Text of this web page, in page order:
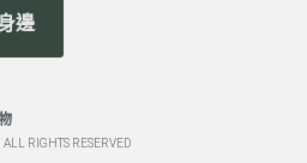
RIGHTS RESERVED
邊